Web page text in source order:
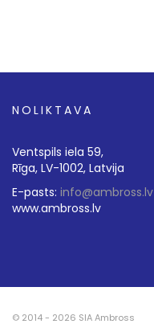
NOLIKTAVA
Ventspils iela 59,
Rīga, LV-1002, Latvija
E-pasts: info@ambross.lv
www.ambross.lv
© 2014 - 2026 SIA Ambross